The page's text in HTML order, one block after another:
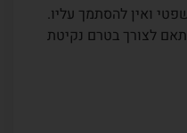
ואין להסתמך עליו.
לצורך בטרם נקיטת